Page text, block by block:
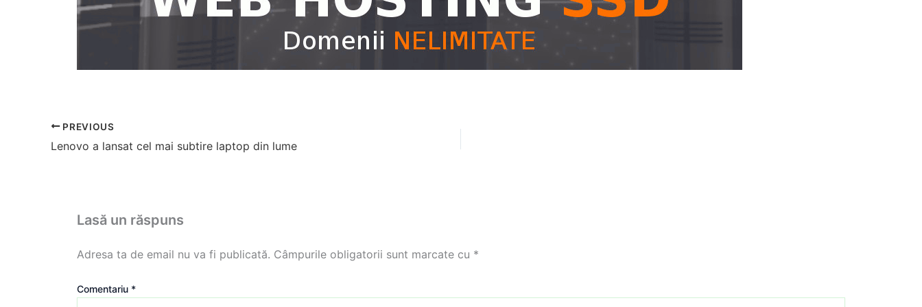
PREVIOUS
Lenovo a lansat cel mai subtire laptop din lume
Lasă un răspuns
Adresa ta de email nu va fi publicată. Câmpurile obligatorii sunt marcate cu *
Comentariu *